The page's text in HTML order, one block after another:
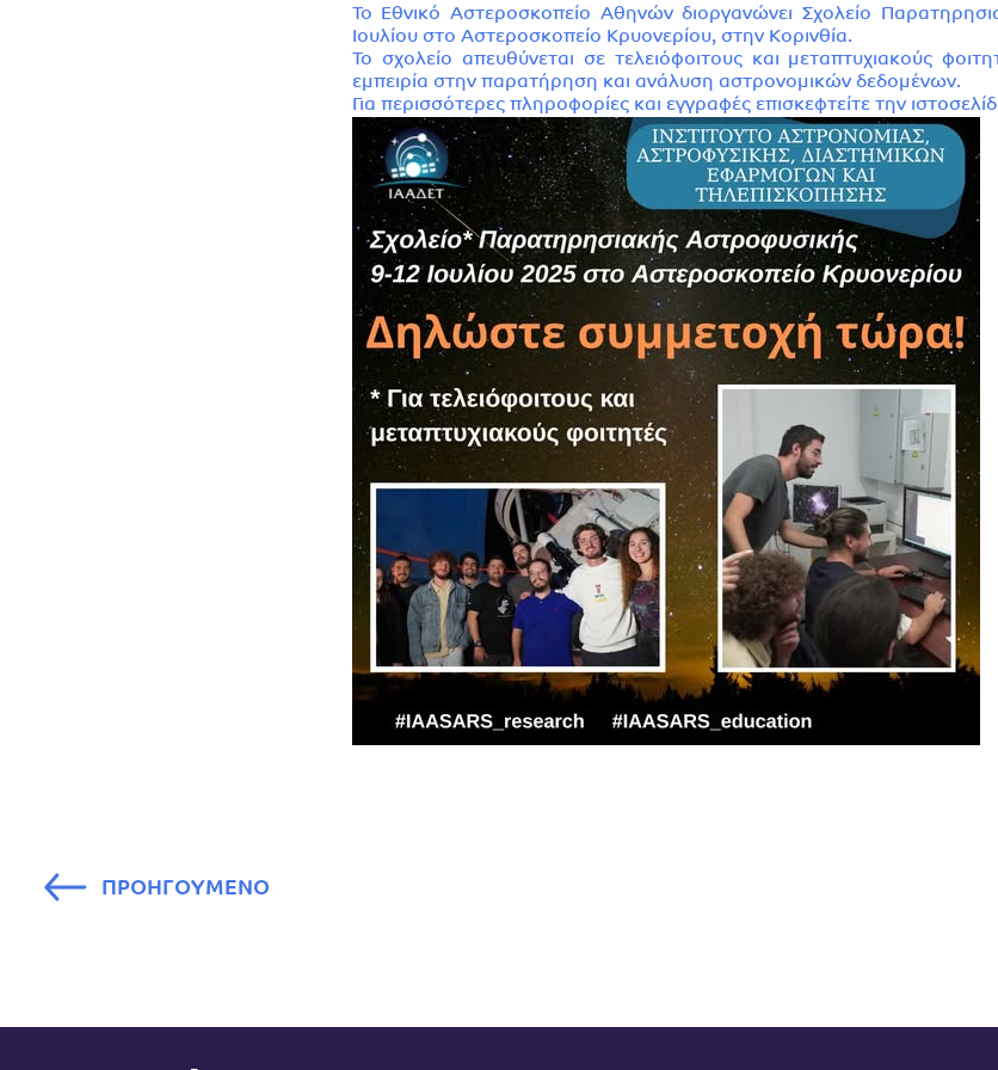
Το Εθνικό Αστεροσκοπείο Αθηνών διοργανώνει Σχολείο
Ιουλίου στο Αστεροσκοπείο Κρυονερίου, στην Κορινθία.
Το σχολείο απευθύνεται σε τελειόφοιτους και μεταπτυχιακούς
εμπειρία στην παρατήρηση και ανάλυση αστρονομικών δεδομένων.
Για περισσότερες πληροφορίες και εγγραφές επισκεφτείτε την
ΠΡΟΗΓΟΥΜΕΝΟ